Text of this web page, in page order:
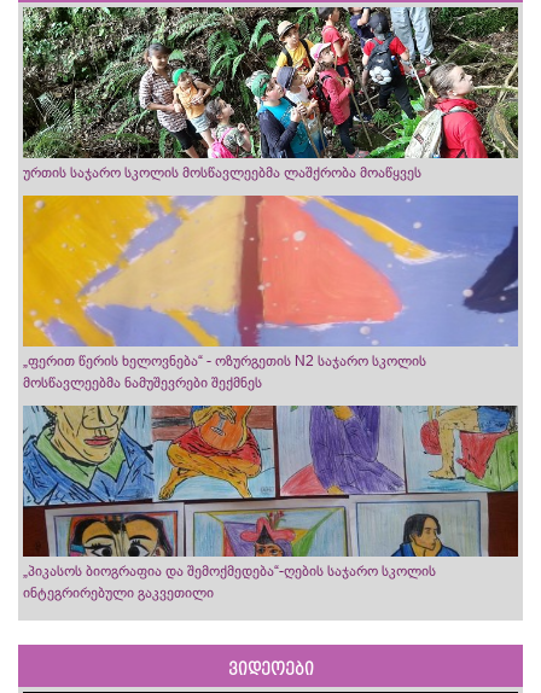
ურთის საჯარო სკოლის მოსწავლეებმა ლაშქრობა მოაწყვეს
„ფერით წერის ხელოვნება“ - ოზურგეთის N2 საჯარო სკოლის
მოსწავლეებმა ნამუშევრები შექმნეს
„პიკასოს ბიოგრაფია და შემოქმედება“-ღების საჯარო სკოლის
ინტეგრირებული გაკვეთილი
ვიდეოები